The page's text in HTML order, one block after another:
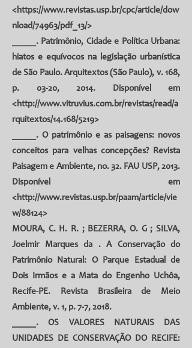
<https://www.revistas.usp.br/cpc/article/dow
nload/74963/pdf_13/>
_____. Patrimônio, Cidade e Política Urbana:
hiatos e equívocos na legislação urbanística
de São Paulo. Arquitextos (São Paulo), v. 168,
p. 03-20, 2014. Disponível em
<http://www.vitruvius.com.br/revistas/read/a
rquitextos/14.168/5219>
_____. O patrimônio e as paisagens: novos
conceitos para velhas concepções? Revista
Paisagem e Ambiente, no. 32. FAU USP, 2013.
Disponível em
<http://www.revistas.usp.br/paam/article/vie
w/88124>
MOURA, C. H. R. ; BEZERRA, O. G; SILVA,
Joelmir Marques da . A Conservação do
Patrimônio Natural: O Parque Estadual de
Dois Irmãos e a Mata do Engenho Uchôa,
Recife-PE. Revista Brasileira de Meio
Ambiente, v. 1, p. 7-7, 2018.
_____. OS VALORES NATURAIS DAS
UNIDADES DE CONSERVAÇÃO DO RECIFE: